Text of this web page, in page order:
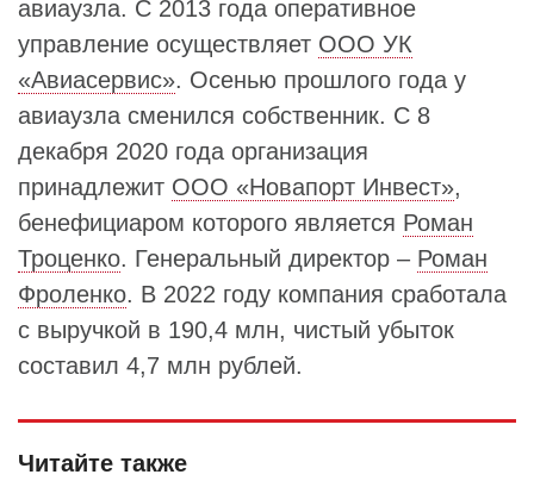
авиаузла. С 2013 года оперативное
управление осуществляет ООО УК
«Авиасервис». Осенью прошлого года у
авиаузла сменился собственник. С 8
декабря 2020 года организация
принадлежит ООО «Новапорт Инвест»,
бенефициаром которого является Роман
Троценко. Генеральный директор – Роман
Фроленко. В 2022 году компания сработала
с выручкой в 190,4 млн, чистый убыток
составил 4,7 млн рублей.
Читайте также